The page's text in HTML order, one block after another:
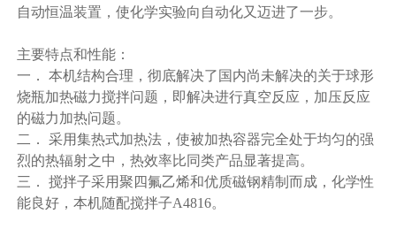
自动恒温装置，使化学实验向自动化又迈进了一步。
主要特点和性能：
一． 本机结构合理，彻底解决了国内尚未解决的关于球形
烧瓶加热磁力搅拌问题，即解决进行真空反应，加压反应
的磁力加热问题。
二． 采用集热式加热法，使被加热容器完全处于均匀的强
烈的热辐射之中，热效率比同类产品显著提高。
三． 搅拌子采用聚四氟乙烯和优质磁钢精制而成，化学性
能良好，本机随配搅拌子A4816。